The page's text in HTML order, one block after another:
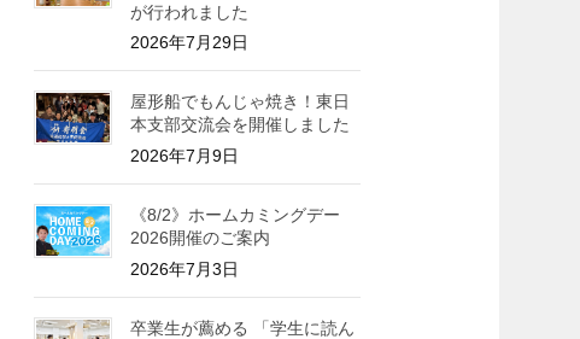
が行われました
2026年7月29日
屋形船でもんじゃ焼き！東日
本支部交流会を開催しました
2026年7月9日
《8/2》ホームカミングデー
2026開催のご案内
2026年7月3日
卒業生が薦める 「学生に読ん